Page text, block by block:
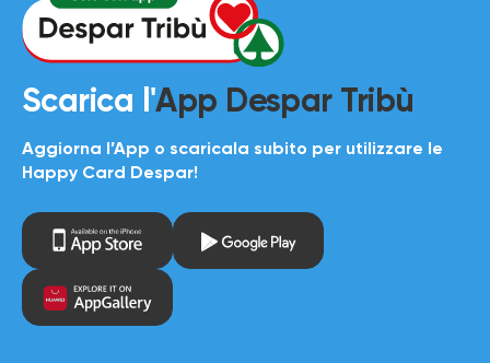
Scarica l'App Despar Tribù
Aggiorna l’App o scaricala subito per utilizzare le
Happy Card Despar!